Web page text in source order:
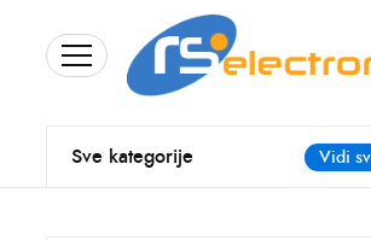
Sve kategorije Vidi